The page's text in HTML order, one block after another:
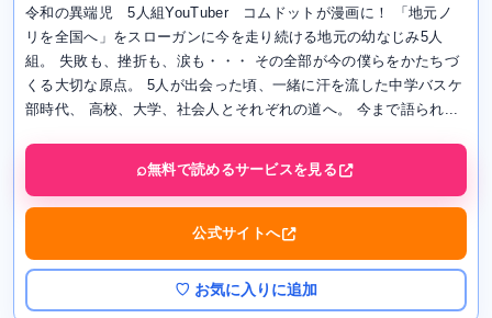
令和の異端児 5人組YouTuber コムドットが漫画に！ 「地元ノ
リを全国へ」をスローガンに今を走り続ける地元の幼なじみ5人
組。 失敗も、挫折も、涙も・・・ その全部が今の僕らをかたちづ
くる大切な原点。 5人が出会った頃、一緒に汗を流した中学バスケ
部時代、 高校、大学、社会人とそれぞれの道へ。 今まで語られ...
無料で読めるサービスを見る
公式サイトへ
♡ お気に入りに追加